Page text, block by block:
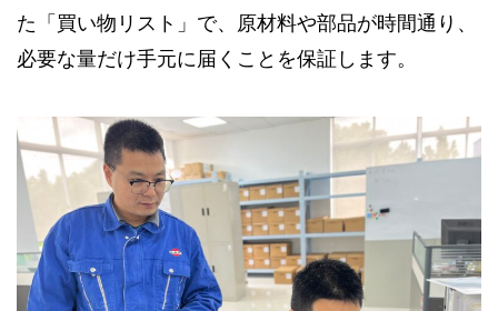
た「買い物リスト」で、原材料や部品が時間通り、
必要な量だけ手元に届くことを保証します。